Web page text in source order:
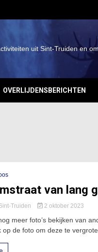
uit Sint-Truiden en
OVERLIJDENSBERICHTEN
van lang
Truiden 2 oktober 2023
meer foto’s bekijken van
op de foto om deze te